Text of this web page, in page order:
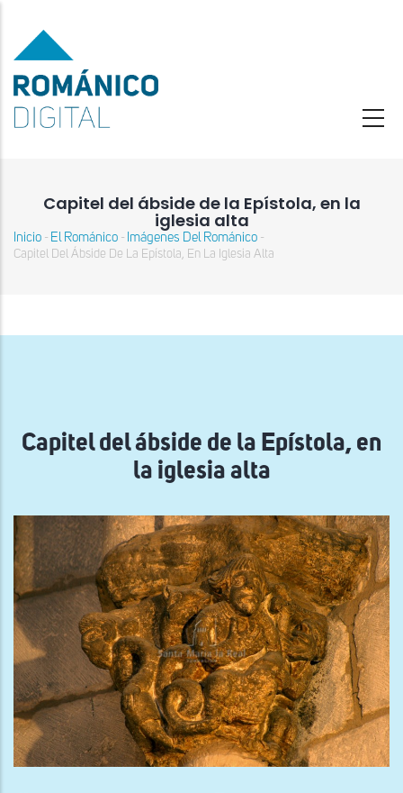
contenido
principal
Capitel del ábside de la Epístola, en la
iglesia alta
Sobrescribir
ayuda
Inicio - El Románico - Imágenes Del Románico -
Capitel Del Ábside De La Epístola, En La Iglesia Alta
Capitel del ábside de la Epístola, en
la iglesia alta